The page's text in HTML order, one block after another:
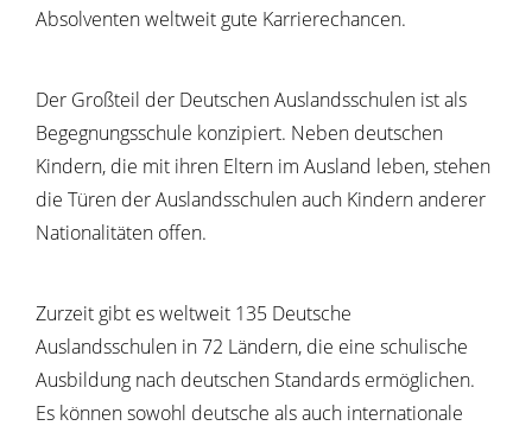
Absolventen weltweit gute Karrierechancen.
Der Großteil der Deutschen Auslandsschulen ist als
Begegnungsschule konzipiert. Neben deutschen
Kindern, die mit ihren Eltern im Ausland leben, stehen
die Türen der Auslandsschulen auch Kindern anderer
Nationalitäten offen.
Zurzeit gibt es weltweit 135 Deutsche
Auslandsschulen in 72 Ländern, die eine schulische
Ausbildung nach deutschen Standards ermöglichen.
Es können sowohl deutsche als auch internationale